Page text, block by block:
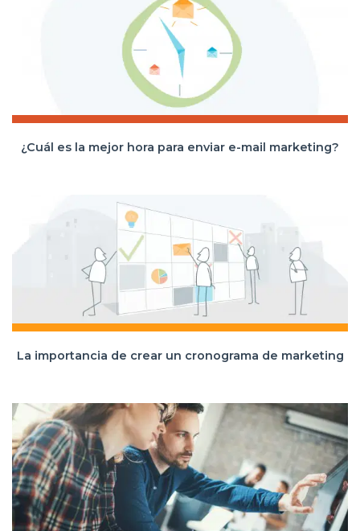
¿Cuál es la mejor hora para enviar e-mail marketing?
La importancia de crear un cronograma de marketing